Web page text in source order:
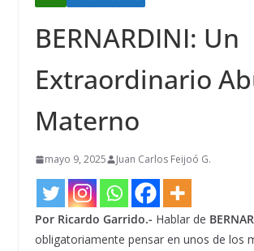
BERNARDINI: Un
Extraordinario
Materno
mayo 9, 2025 Juan Carlos Feijoó G.
Por Ricardo Garrido.- Hablar de
obligatoriamente pensar en unos de los